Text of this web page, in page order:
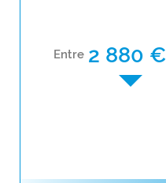
Entre 2 880 €